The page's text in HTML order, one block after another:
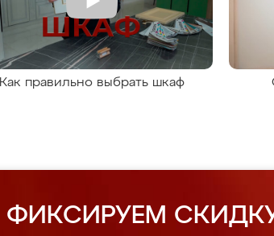
Как правильно выбрать шкаф
ФИКСИРУЕМ